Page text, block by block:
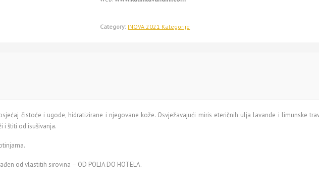
Category: INOVA 2021 Kategorije
osjećaj čistoće i ugode, hidratizirane i njegovane kože. Osvježavajući miris eteričnih ulja lavande i limunske
i štiti od isušivanja.
od vlastitih sirovina – OD POLJA DO HOTELA.